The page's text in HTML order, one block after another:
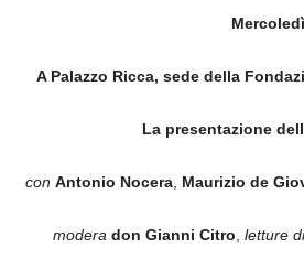
A Palazzo Ricca, sede della
La presentazione
con Antonio Nocera Maurizio de
modera don Gianni Citro letture di